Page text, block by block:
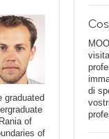
graduated
of
of
di